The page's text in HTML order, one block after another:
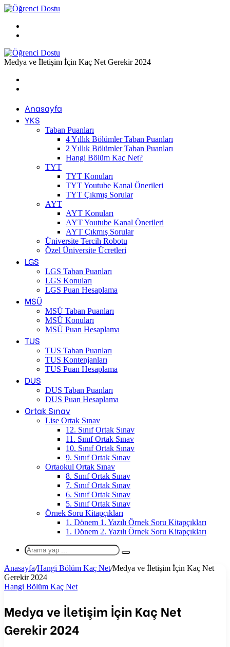
...
Medya ve İletişim İçin Kaç Net Gerekir 2024
Anasayfa
YKS
Taban Puanları
4 Yıllık Bölümler Taban Puanları
2 Yıllık Bölümler Taban Puanları
Hangi Bölüm Kaç Net?
TYT
TYT Konuları
TYT Youtube Kanal Önerileri
TYT Çıkmış Sorular
AYT
AYT Konuları
AYT Youtube Kanal Önerileri
AYT Çıkmış Sorular
Üniversite Tercih Robotu
Özel Üniversite Ücretleri
LGS
LGS Taban Puanları
LGS Konuları
LGS Puan Hesaplama
MSÜ
MSÜ Taban Puanları
MSÜ Konuları
MSÜ Puan Hesaplama
TUS
TUS Taban Puanları
TUS Kontenjanları
TUS Puan Hesaplama
DUS
DUS Taban Puanları
DUS Puan Hesaplama
Ortak Sınav
Lise Ortak Sınav
12. Sınıf Ortak Sınav
11. Sınıf Ortak Sınav
10. Sınıf Ortak Sınav
9. Sınıf Ortak Sınav
Ortaokul Ortak Sınav
8. Sınıf Ortak Sınav
7. Sınıf Ortak Sınav
6. Sınıf Ortak Sınav
5. Sınıf Ortak Sınav
Örnek Soru Kitapçıkları
1. Dönem 1. Yazılı Örnek Soru Kitapçıkları
1. Dönem 2. Yazılı Örnek Soru Kitapçıkları
Arama
yap
...
Anasayfa/Hangi Bölüm Kaç Net/Medya ve İletişim İçin Kaç Net
Gerekir 2024
Hangi Bölüm Kaç Net
Medya ve İletişim İçin Kaç Net
Gerekir 2024